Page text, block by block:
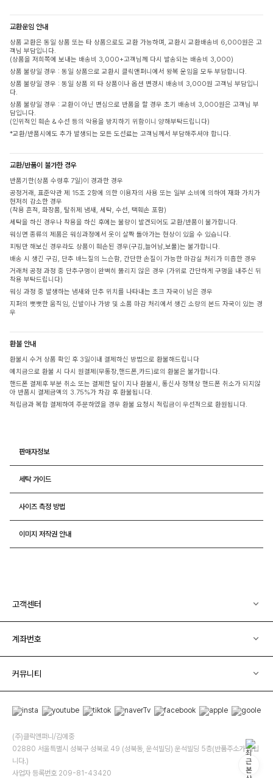
교환운임 안내
상품 교환은 동일 상품 또는 타 상품으로도 교환 가능하며, 교환시 교환배송비 6,000원은 고
객님 부담입니다.
(상품을 저희쪽에 보내는 배송비 3,000+고객님께 다시 발송되는 배송비 3,000)
상품 불량일 경우 : 동일 상품으로 교환시 클릭앤퍼니에서 왕복 운임을 모두 부담합니다.
상품 불량일 경우 : 동일 상품 외 타 상품이나 옵션 변경시 배송비 3,000원 고객님 부담입니
다.
상품 불량일 경우 : 교환이 아닌 변심으로 반품을 할 경우 초기 배송비 3,000원은 고객님 부
담입니다.
(인위적인 훼손 & 수선 등의 악용을 방지하기 위함이니 양해부탁드립니다)
*교환/반품시에도 추가 발생되는 모든 도선료는 고객님께서 부담해주셔야 합니다.
교환/반품이 불가한 경우
반품기한(상품 수령후 7일)이 경과한 경우
공정거래, 표준약관 제 15조 2항에 의한 이용자의 사용 또는 일부 소비에 의하여 재화 가치가
현저히 감소한 경우
(착용 흔적, 화장품, 탈취제 냄새, 세탁, 수선, 택훼손 포함)
세탁을 하신 경우나 착용을 하신 후에는 불량이 발견되어도 교환/반품이 불가합니다.
워싱면 종류의 제품은 워싱과정에서 옷이 살짝 돌아가는 현상이 있을 수 있습니다.
피팅만 해보신 경우라도 상품이 훼손된 경우(구김,늘어남,보풀)는 불가합니다.
배송 시 생긴 구김, 단추 바느질의 느슨함, 간단한 손질이 가능한 마감실 처리가 미흡한 경우
거래처 공정 과정 중 단추구멍이 완벽히 뚫리지 않은 경우 (가위로 간단하게 구멍을 내주신 뒤
착용 부탁드립니다)
워싱 과정 중 발생하는 냄새와 단추 위치를 나타내는 초크 자국이 남은 경우
지퍼의 뻣뻣한 움직임, 신발이나 가방 및 소품 마감 처리에서 생긴 소량의 본드 자국이 있는 경
우
환불 안내
환불시 수거 상품 확인 후 3일이내 결제하신 방법으로 환불해드립니다
예치금으로 환불 시 다시 원결제(무통장,핸드폰,카드)로의 환불은 불가합니다.
핸드폰 결제후 부분 취소 또는 결제한 달이 지나 환불시, 통신사 정책상 핸드폰 취소가 되지않
아 반품시 결제금액의 3.75%가 차감 후 환불됩니다.
적립금과 복합 결제하여 주문하였을 경우 환불 요청시 적립금이 우선적으로 환원됩니다.
판매자정보
세탁 가이드
사이즈 측정 방법
이미지 저작권 안내
고객센터
계좌번호
커뮤니티
(주)클릭앤퍼니/김예중
02880 서울특별시 성북구 성북로 49 (성북동, 운석빌딩) 운석빌딩 5층(반품주소가 아닙
니다.)
사업자 등록번호 209-81-43420